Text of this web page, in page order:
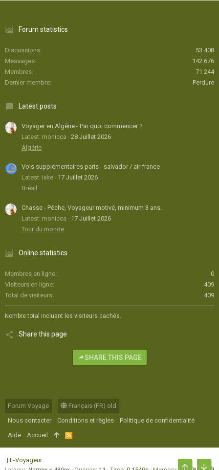
Forum statistics
Discussions
53 408
Messages
142 676
Membres
71 244
Dernier membre
Perdure
Latest posts
Voyager en Algérie - Par quoi commencer ?
Latest: monicca
28 Juillet 2026
Algérie
Vols supplémentaires paris - salvador / air france
Latest: ixke
17 Juillet 2026
Brésil
Chasse - Pêche, Voyageur motivé, minimum 3 ans.
Latest: monicca
17 Juillet 2026
Tour du monde
Online statistics
Membres en ligne
0
Visiteurs en ligne
409
Total de visiteurs
409
Nombre total incluant les visiteurs cachés.
Share this page
SHARE THIS PAGE
Forum Voyage
Français (FR) old
Nous contacter
Conditions et règles
Politique de confidentialité
Aide
Accueil
R
S
S
| E-Voyageur